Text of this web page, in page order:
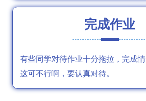
完成作业
有些同学对待作业十分拖拉，完成情
这可不行啊，要认真对待。